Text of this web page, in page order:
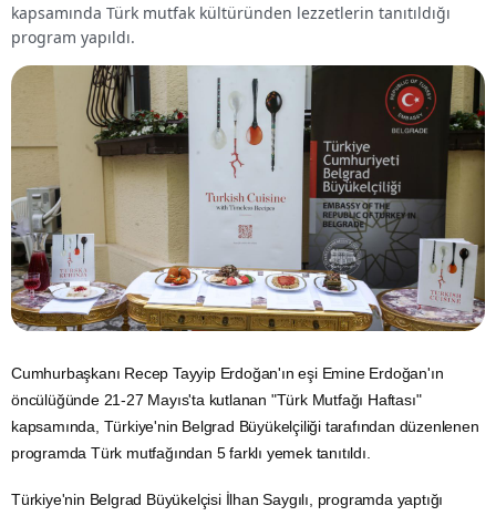
kapsamında Türk mutfak kültüründen lezzetlerin tanıtıldığı
program yapıldı.
Cumhurbaşkanı Recep Tayyip Erdoğan'ın eşi Emine Erdoğan'ın
öncülüğünde 21-27 Mayıs'ta kutlanan "Türk Mutfağı Haftası"
kapsamında, Türkiye'nin Belgrad Büyükelçiliği tarafından düzenlenen
programda Türk mutfağından 5 farklı yemek tanıtıldı.
Türkiye'nin Belgrad Büyükelçisi İlhan Saygılı, programda yaptığı